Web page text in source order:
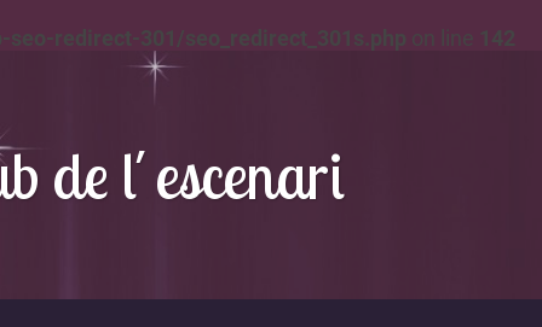
redirect-301/seo_redirect_301s.php on line 142
de l´escenari